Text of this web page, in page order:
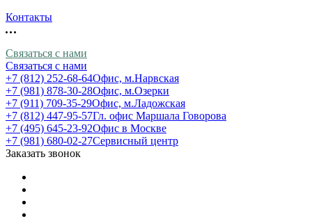
Контакты
Связаться с нами
Связаться с нами
+7 (812) 252-68-64Офис, м.Нарвская
+7 (981) 878-30-28Офис, м.Озерки
+7 (911) 709-35-29Офис, м.Ладожская
+7 (812) 447-95-57Гл. офис Маршала Говорова
+7 (495) 645-23-92Офис в Москве
+7 (981) 680-02-27Сервисный центр
Заказать звонок